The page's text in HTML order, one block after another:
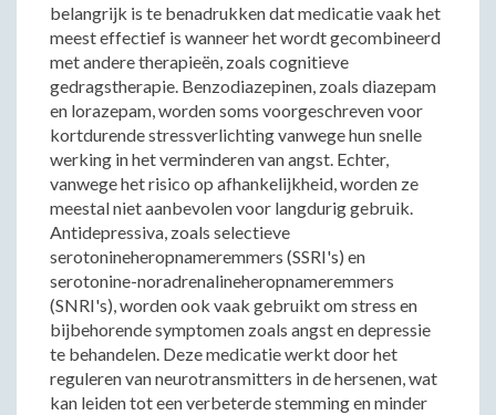
belangrijk is te benadrukken dat medicatie vaak het
meest effectief is wanneer het wordt gecombineerd
met andere therapieën, zoals cognitieve
gedragstherapie. Benzodiazepinen, zoals diazepam
en lorazepam, worden soms voorgeschreven voor
kortdurende stressverlichting vanwege hun snelle
werking in het verminderen van angst. Echter,
vanwege het risico op afhankelijkheid, worden ze
meestal niet aanbevolen voor langdurig gebruik.
Antidepressiva, zoals selectieve
serotonineheropnameremmers (SSRI's) en
serotonine-noradrenalineheropnameremmers
(SNRI's), worden ook vaak gebruikt om stress en
bijbehorende symptomen zoals angst en depressie
te behandelen. Deze medicatie werkt door het
reguleren van neurotransmitters in de hersenen, wat
kan leiden tot een verbeterde stemming en minder